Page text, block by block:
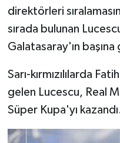
direktörleri
sırada bulunan
Galatasaray'ın
Sarı-kırmızılılarda
gelen Lucescu, Real
Süper Kupa'yı